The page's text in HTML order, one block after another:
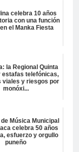
celebra 10 años
con una función
el Manka Fiesta
la Regional Quinta
estafas telefónicas,
viales y riesgos por
monóxi...
Música Municipal
celebra 50 años
esfuerzo y orgullo
puneño